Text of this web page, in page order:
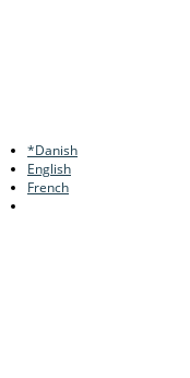
*Danish
English
French